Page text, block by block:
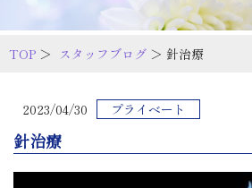
TOP ＞ スタッフブログ ＞ 針治療
2023/04/30 プライベート
針治療